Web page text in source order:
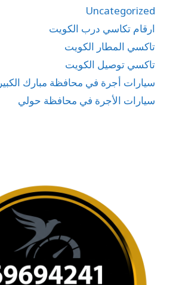
Uncategorized
ارقام تكاسي درب الكويت
تاكسي المطار الكويت
تاكسي توصيل الكويت
سيارات أجرة في محافظة مبارك الكبير
سيارات الأجرة في محافظة حولي